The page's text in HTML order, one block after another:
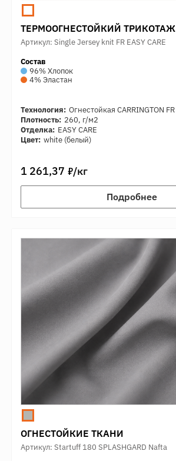
ТЕРМООГНЕСТОЙКИЙ ТРИКОТАЖ
Артикул: Single Jersey knit FR EASY CARE
Состав
96% Хлопок
4% Эластан
Технология: Огнестойкая CARRINGTON FR
Плотность: 260, г/м2
Отделка: EASY CARE
Цвет: white (белый)
1 261,37 7/кг
Подробнее
ОГНЕСТОЙКИЕ ТКАНИ
Артикул: Startuff 180 SPLASHGARD Nafta